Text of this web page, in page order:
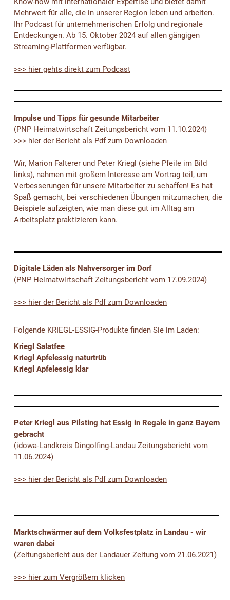
Mehrwert für alle, die in unserer Region leben und arbeiten.
Ihr Podcast für unternehmerischen Erfolg und regionale
Entdeckungen. Ab 15. Oktober 2024 auf allen gängigen
Streaming-Plattformen verfügbar.
>>> hier gehts direkt zum Podcast
Impulse und Tipps für gesunde Mitarbeiter
(PNP Heimatwirtschaft Zeitungsbericht vom 11.10.2024)
>>> hier der Bericht als Pdf zum Downloaden
Wir, Marion Falterer und Peter Kriegl (siehe Pfeile im Bild
links), nahmen mit großem Interesse am Vortrag teil, um
Verbesserungen für unsere Mitarbeiter zu schaffen! Es hat
Spaß gemacht, bei verschiedenen Übungen mitzumachen, die
Beispiele aufzeigten, wie man diese gut im Alltag am
Arbeitsplatz praktizieren kann.
Digitale Läden als Nahversorger im Dorf
(PNP Heimatwirtschaft Zeitungsbericht vom 17.09.2024)
>>> hier der Bericht als Pdf zum Downloaden
Folgende KRIEGL-ESSIG-Produkte finden Sie im Laden:
Kriegl Salatfee
Kriegl Apfelessig naturtrüb
Kriegl Apfelessig klar
Peter Kriegl aus Pilsting hat Essig in Regale in ganz Bayern
gebracht
(idowa-Landkreis Dingolfing-Landau Zeitungsbericht vom
11.06.2024)
>>> hier der Bericht als Pdf zum Downloaden
Marktschwärmer auf dem Volksfestplatz in Landau - wir
waren dabei
(Zeitungsbericht aus der Landauer Zeitung vom 21.06.2021)
>>> hier zum Vergrößern klicken